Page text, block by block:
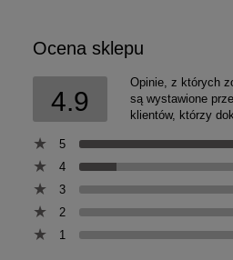
Ocena sklepu
4.9
Opinie, z których
są wystawione
klientów, którzy
5
4
3
2
1